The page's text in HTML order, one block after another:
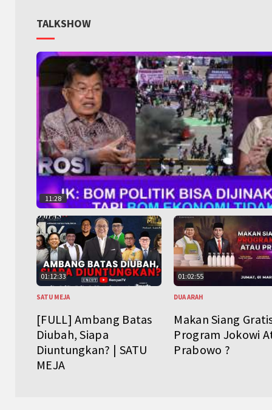
TALKSHOW
11:28
01:12:33
SATU MEJA
[FULL] Ambang Batas
Diubah, Siapa
Diuntungkan? | SATU
MEJA
01:02:55
DUA ARAH
Makan Siang
Program Jokowi
Prabowo ?